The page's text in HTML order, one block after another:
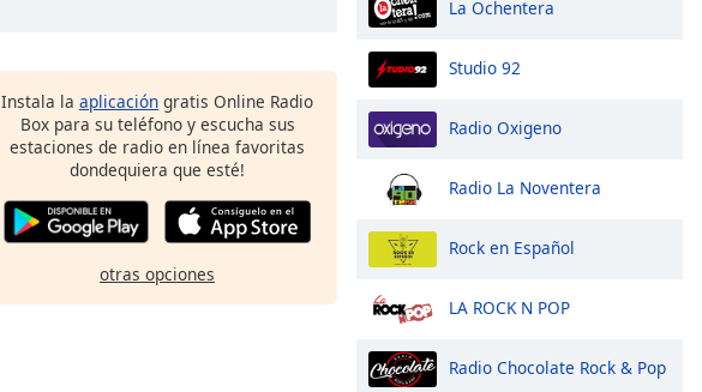
Instala la aplicación gratis Online Radio
Box para su teléfono y escucha sus
estaciones de radio en línea favoritas
dondequiera que esté!
otras opciones
La Ochentera
Studio 92
Radio Oxigeno
Radio La Noventera
Rock en Español
LA ROCK N POP
Radio Chocolate Rock & Pop